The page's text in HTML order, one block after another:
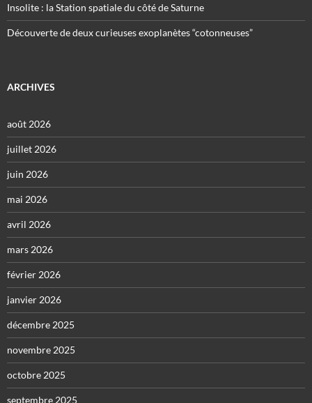
Insolite : la Station spatiale du côté de Saturne
Découverte de deux curieuses exoplanètes “cotonneuses”
ARCHIVES
août 2026
juillet 2026
juin 2026
mai 2026
avril 2026
mars 2026
février 2026
janvier 2026
décembre 2025
novembre 2025
octobre 2025
septembre 2025